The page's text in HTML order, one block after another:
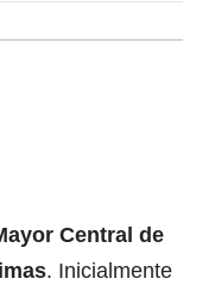
Central de
. Inicialmente